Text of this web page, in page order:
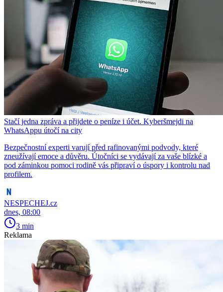
Stačí jedna zpráva a přijdete o peníze i účet. Kyberšmejdi na
WhatsAppu útočí na city
Bezpečnostní experti varují před rafinovanými podvody, které
zneužívají emoce a důvěru. Útočníci se vydávají za vaše blízké a
pod záminkou pomoci rodině vás připraví o úspory i kontrolu nad
profilem.
NESPECHEJ.cz
dnes, 08:00
3 min
Reklama